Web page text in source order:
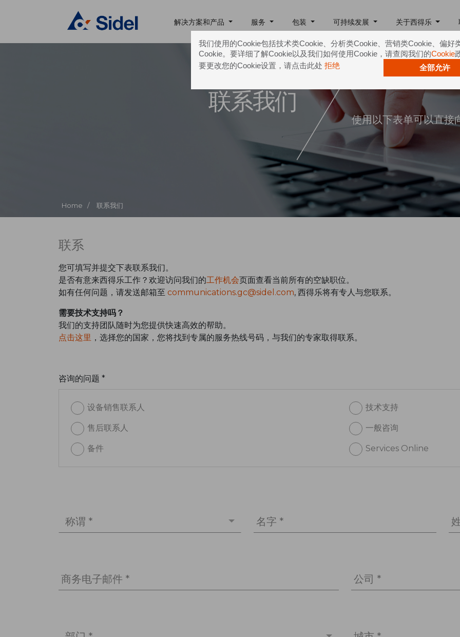
我们使用的Cookie包括技术类Cookie、分析类Cookie、营销类Cookie、偏好
Cookie。要详细了解Cookie以及我们如何使用Cookie，请查阅我们的Cookie
要更改您的Cookie设置，请点击此处 拒绝 全部允许
解决方案和产品 服务 包装 可持续发展 关于西得乐
Home / 联系我们
联系我们
使用以下表单可以直接
联系
您可填写并提交下表联系我们。
是否有意来西得乐工作？欢迎访问我们的工作机会页面查看当前所有的空缺职位。
如有任何问题，请发送邮箱至 communications.gc@sidel.com, 西得乐将有专人与您联系。
需要技术支持吗？
我们的支持团队随时为您提供快速高效的帮助。
点击这里 ，选择您的国家，您将找到专属的服务热线号码，与我们的专家取得联系。
咨询的问题 *
设备销售联系人 技术支持
售后联系人 一般咨询
备件 Services Online
称谓 * 名字 *
商务电子邮件 * 公司 *